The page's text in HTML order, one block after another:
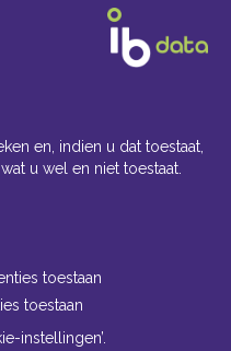
en, indien u dat toestaat,
u wel en niet toestaat.
toestaan
toestaan
instellingen’.